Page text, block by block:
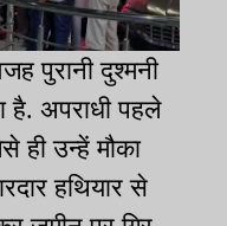
पुरानी दुश्मनी
है. अपराधी पहले
ही उन्हें मौका
हथियार से